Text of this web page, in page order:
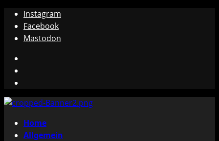
Zum
Inhalt
springen
Instagram
Facebook
Mastodon
Primäres
Menü
Home
Allgemein